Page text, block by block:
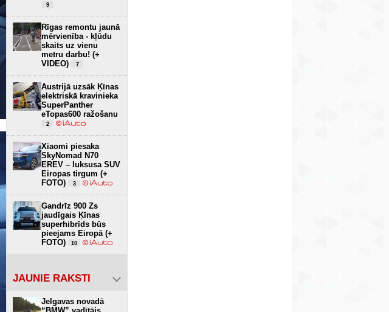
9
Rīgas remontu jaunā
mērvienība - kļūdu
skaits uz vienu
metru darbu! (+
VIDEO)
7
Austrijā uzsāk Ķīnas
elektriskā kravinieka
SuperPanther
eTopas600 ražošanu
2
Xiaomi piesaka
SkyNomad N70
EREV – luksusa SUV
Eiropas tirgum (+
FOTO)
3
Gandrīz 900 Zs
jaudīgais Ķīnas
superhibrīds būs
pieejams Eiropā (+
FOTO)
10
JAUNIE RAKSTI
Jelgavas novadā